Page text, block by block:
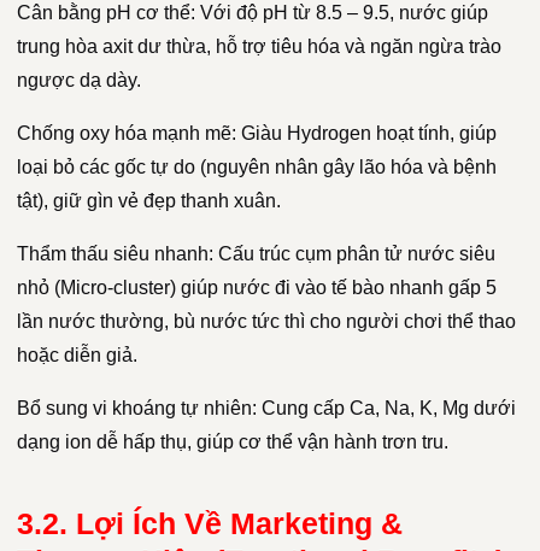
Cân bằng pH cơ thể: Với độ pH từ 8.5 – 9.5, nước giúp
trung hòa axit dư thừa, hỗ trợ tiêu hóa và ngăn ngừa trào
ngược dạ dày.
Chống oxy hóa mạnh mẽ: Giàu Hydrogen hoạt tính, giúp
loại bỏ các gốc tự do (nguyên nhân gây lão hóa và bệnh
tật), giữ gìn vẻ đẹp thanh xuân.
Thẩm thấu siêu nhanh: Cấu trúc cụm phân tử nước siêu
nhỏ (Micro-cluster) giúp nước đi vào tế bào nhanh gấp 5
lần nước thường, bù nước tức thì cho người chơi thể thao
hoặc diễn giả.
Bổ sung vi khoáng tự nhiên: Cung cấp Ca, Na, K, Mg dưới
dạng ion dễ hấp thụ, giúp cơ thể vận hành trơn tru.
3.2. Lợi Ích Về Marketing &